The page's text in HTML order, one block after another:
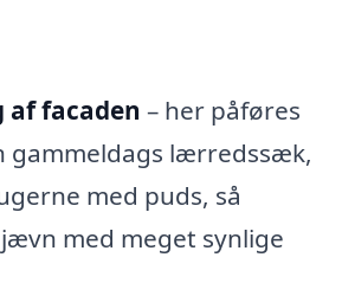
facaden – her påføres
gammeldags lærredssæk,
med puds, så
med meget synlige